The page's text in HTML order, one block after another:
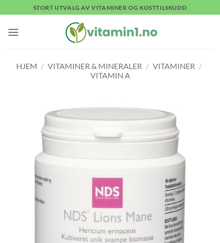
to
content
STORT UTVALG AV VITAMINER OG KOSTTILSKUDD
HJEM / VITAMINER & MINERALER / VITAMINER /
VITAMIN A